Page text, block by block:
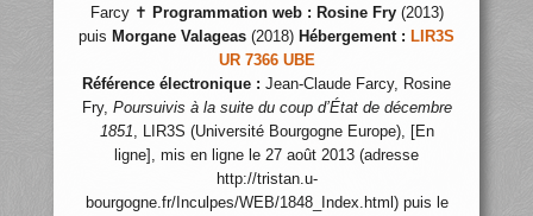
Farcy ✝ Programmation web : Rosine Fry(2013)
puis Morgane Valageas (2018) Hébergement : LIR3S
UR 7366 UBE
Référence électronique : Jean-Claude Farcy, Rosine
Fry, Poursuivis à la suite du coup d’État de décembre
1851, LIR3S (Université Bourgogne Europe), [En
ligne], mis en ligne le 27 août 2013 (adresse
http://tristan.u-
bourgogne.fr/Inculpes/WEB/1848_Index.html) puis le